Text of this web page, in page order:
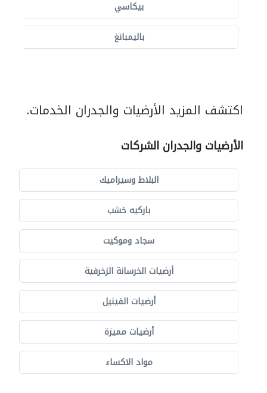
بيكاسي
باليمبانغ
اكتشف المزيد الأرضيات والجدران الخدمات.
الأرضيات والجدران الشركات
البلاط وسيراميك
باركيه خشب
سجاد وموكيت
أرضيات الخرسانة الزخرفية
أرضيات الفينيل
أرضيات مميزة
مواد الاكساء